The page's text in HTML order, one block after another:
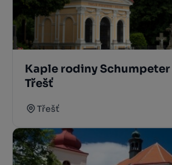
Kaple rodiny
Třešť
Třešť